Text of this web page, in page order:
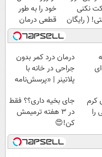
نکنی
( رایگان
ببین
شی)
خود را به طور
قطعی درمان
کنید!
◗پرسش‌نامه◖
درمان درد کمر بدون
جراحی در خانه با
پلاتینر | «پرسش‌نامه
کرم
را
جای بخیه داری؟؟ فقط
در 3 هفته ترمیمش
کن!😍